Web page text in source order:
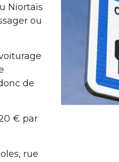
Niortais
ou
de
€ par
rue